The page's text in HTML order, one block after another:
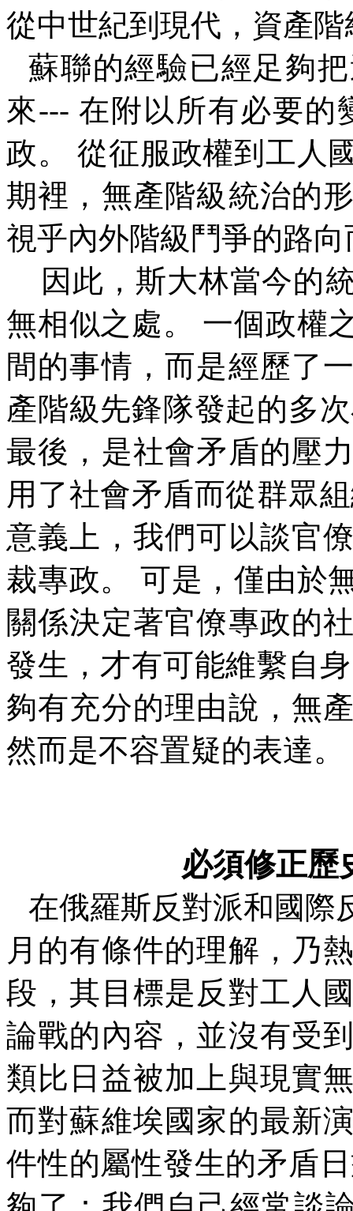
從中世紀到現代，資產
蘇聯的經驗已經足夠
來---在附以所有必要的
政。
從征服政權到工人
期裡，無產階級統治的
視乎內外階級鬥爭的路
因此，斯大林當今的
無相似之處。
一個政權
間的事情，而是經歷了
產階級先鋒隊發起的多
最後，是社會矛盾的壓
用了社會矛盾而從群眾
意義上，我們可以談官
裁專政。
可是，僅由於
關係決定著官僚專政的
發生，才有可能維繫自
夠有充分的理由說，無
然而是不容置疑的表達。
必須修正歷
在俄羅斯反對派和國際
月的有條件的理解，乃
段，其目標是反對工人
論戰的內容，並沒有受
類比日益被加上與現實
而對蘇維埃國家的最新
件性的屬性發生的矛盾